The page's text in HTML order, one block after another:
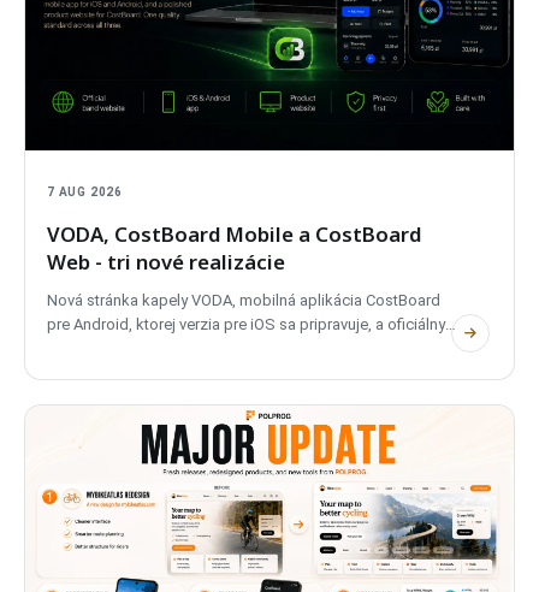
7 AUG 2026
VODA, CostBoard Mobile a CostBoard
Web - tri nové realizácie
Nová stránka kapely VODA, mobilná aplikácia CostBoard
pre Android, ktorej verzia pre iOS sa pripravuje, a oficiálny